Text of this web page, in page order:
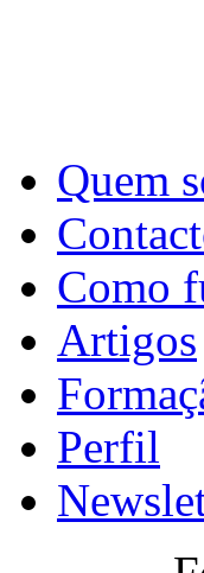
Quem
Como
Artigos
Perfil